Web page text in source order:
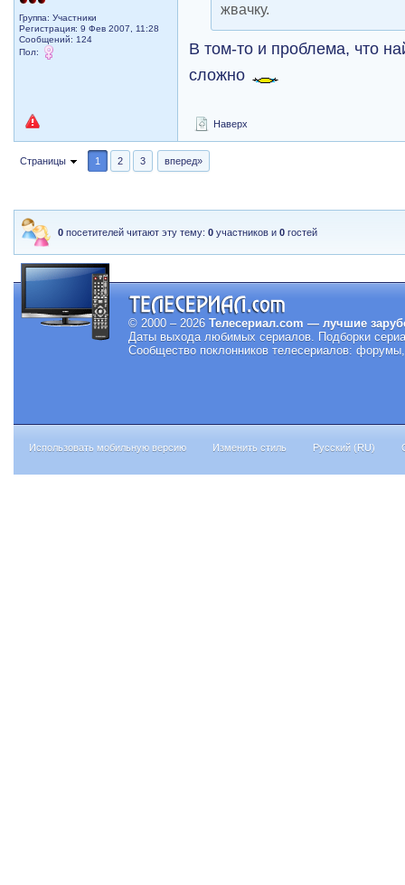
Группа: Участники
Регистрация: 9 Фев 2007, 11:28
Сообщений: 124
Пол:
жвачку.
В том-то и проблема, что
сложно
Наверх
Страницы 1 2 3 вперед»
0 посетителей читают эту тему:0 участников и0 гостей
© 2000 – 2026 Телесериал.com — лучшие
Даты выхода любимых сериалов. Подборки
Сообщество поклонников телесериалов:
Использовать мобильную версию Изменить стиль Русский (RU)